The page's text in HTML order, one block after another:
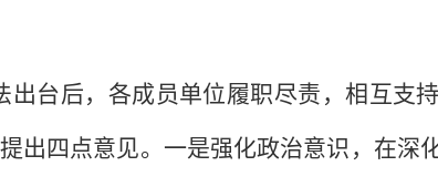
台后，各成员单位履职尽责，相互支
出四点意见。一是强化政治意识，在深